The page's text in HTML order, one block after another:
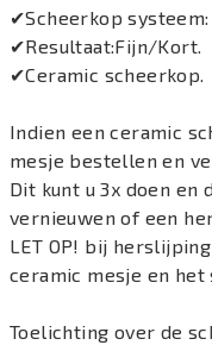
✔Scheerkop systeem:
✔Resultaat:Fijn/Kort.
✔Ceramic scheerkop.
Indien een ceramic
mesje bestellen en
Dit kunt u 3x doen en
vernieuwen of een
LET OP! bij
ceramic mesje en
Toelichting over de